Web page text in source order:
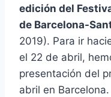
edición del
de Barcelona-
2019). Para ir
el 22 de abril,
presentación del
abril en Barcelona.